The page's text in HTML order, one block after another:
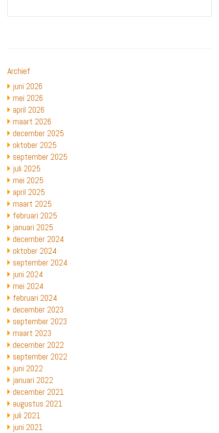
Archief
juni 2026
mei 2026
april 2026
maart 2026
december 2025
oktober 2025
september 2025
juli 2025
mei 2025
april 2025
maart 2025
februari 2025
januari 2025
december 2024
oktober 2024
september 2024
juni 2024
mei 2024
februari 2024
december 2023
september 2023
maart 2023
december 2022
september 2022
juni 2022
januari 2022
december 2021
augustus 2021
juli 2021
juni 2021